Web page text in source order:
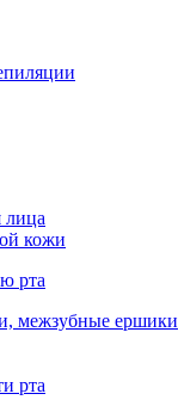
лица
кожи
рта
межзубные ершики
рта